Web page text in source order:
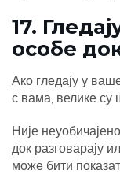
17.
особе
Ако гледају у
с вама, велике су
Није
док разговарају
може бити